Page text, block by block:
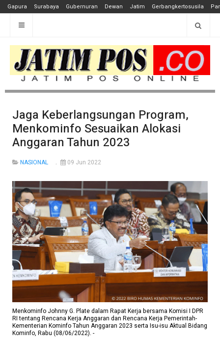
Gapura Surabaya Gubernuran Dewan Jatim Gerbangkertosusila
Jaga Keberlangsungan Program,
Menkominfo Sesuaikan Alokasi
Anggaran Tahun 2023
NASIONAL 09 Jun 2022
Menkominfo Johnny G. Plate dalam Rapat Kerja bersama Komisi I DPR
RI tentang Rencana Kerja Anggaran dan Rencana Kerja Pemerintah-
Kementerian Kominfo Tahun Anggaran 2023 serta Isu-isu Aktual Bidang
Kominfo, Rabu (08/06/2022). -